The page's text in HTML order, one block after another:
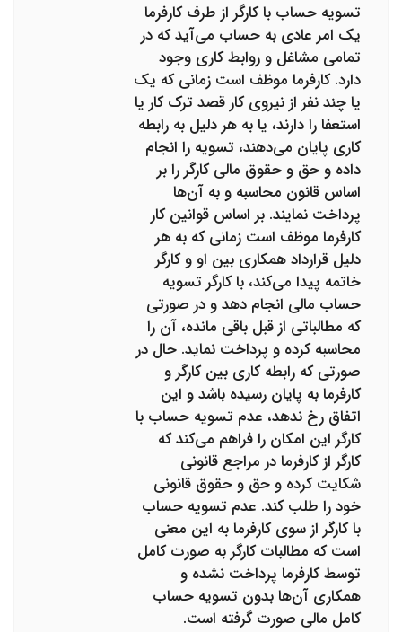
تسویه حساب با کارگر از طرف کارفرما
یک امر عادی به حساب می‌آید که در
تمامی مشاغل و روابط کاری وجود
دارد. کارفرما موظف است زمانی که یک
یا چند نفر از نیروی کار قصد ترک کار یا
استعفا را دارند، یا به هر دلیل به رابطه
کاری پایان می‌دهند، تسویه را انجام
داده و حق و حقوق مالی کارگر را بر
اساس قانون محاسبه و به آن‌ها
پرداخت نمایند. بر اساس قوانین کار
کارفرما موظف است زمانی که به هر
دلیل قرارداد همکاری بین او و کارگر
خاتمه پیدا می‌کند، با کارگر تسویه
حساب مالی انجام دهد و در صورتی
که مطالباتی از قبل باقی مانده، آن را
محاسبه کرده و پرداخت نماید. حال در
صورتی که رابطه کاری بین کارگر و
کارفرما به پایان رسیده باشد و این
اتفاق رخ ندهد، عدم تسویه حساب با
کارگر این امکان را فراهم می‌کند که
کارگر از کارفرما در مراجع قانونی
شکایت کرده و حق و حقوق قانونی
خود را طلب کند. عدم تسویه حساب
با کارگر از سوی کارفرما به این معنی
است که مطالبات کارگر به صورت کامل
توسط کارفرما پرداخت نشده و
همکاری آن‌ها بدون تسویه حساب
کامل مالی صورت گرفته است.